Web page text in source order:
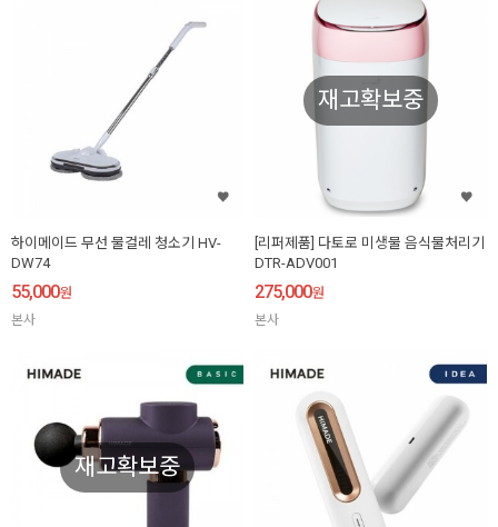
하이메이드 무선 물걸레 청소기 HV-
DW74
55,000원
본사
재고확보중
[리퍼제품] 다토로 미생물 음식물처리기
DTR-ADV001
275,000원
본사
재고확보중